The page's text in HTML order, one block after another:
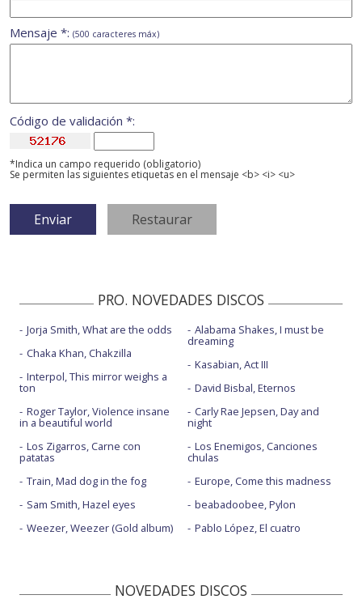
Mensaje *: (500 caracteres máx)
Código de validación *:
*Indica un campo requerido (obligatorio)
Se permiten las siguientes etiquetas en el mensaje <b> <i> <u>
PRO. NOVEDADES DISCOS
Jorja Smith, What are the odds
Chaka Khan, Chakzilla
Interpol, This mirror weighs a
ton
Roger Taylor, Violence insane
in a beautiful world
Los Zigarros, Carne con
patatas
Train, Mad dog in the fog
Sam Smith, Hazel eyes
Weezer, Weezer (Gold album)
Alabama Shakes, I must be
dreaming
Kasabian, Act III
David Bisbal, Eternos
Carly Rae Jepsen, Day and
night
Los Enemigos, Canciones
chulas
Europe, Come this madness
beabadoobee, Pylon
Pablo López, El cuatro
NOVEDADES DISCOS